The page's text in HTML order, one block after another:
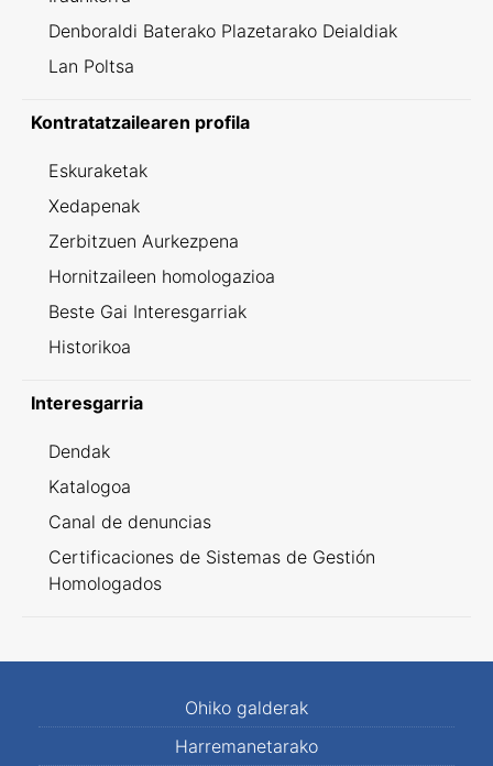
Denboraldi Baterako Plazetarako Deialdiak
Lan Poltsa
Kontratatzailearen profila
Eskuraketak
Xedapenak
Zerbitzuen Aurkezpena
Hornitzaileen homologazioa
Beste Gai Interesgarriak
Historikoa
Interesgarria
Dendak
Katalogoa
Canal de denuncias
Certificaciones de Sistemas de Gestión
Homologados
Ohiko galderak
Harremanetarako